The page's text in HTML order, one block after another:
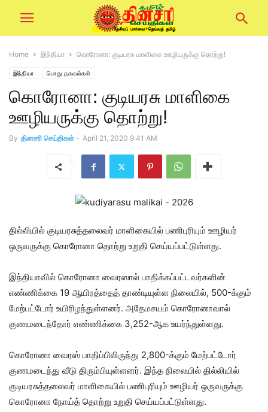
Home இந்தியா கொரோனா: குடியரசு மாளிகை ஊழியருக்கு தொற்று!
இந்தியா பொது தகவல்கள்
கொரோனா: குடியரசு மாளிகை
ஊழியருக்கு தொற்று!
By தினசரி செய்திகள் - April 21, 2020 9:41 AM
தில்லியில் குடியரசுத்தலைவர் மாளிகையில் பணிபுரியும் ஊழியர்
ஒருவருக்கு கொரோனா தொற்று உறுதி செய்யப்பட்டுள்ளது.
இந்தியாவில் கொரோனா வைரஸால் பாதிக்கப்பட்டவர்களின்
எண்ணிக்கை 19 ஆயிரத்தைத் தாண்டியுள்ள நிலையில், 500-க்கும்
மேற்பட்டோர் உயிரிழந்துள்ளனர். அதேமசயம் கொரோனாவால்
குணமடைந்தோர் எண்ணிக்கை 3,252-ஆக உயர்ந்துள்ளது.
கொரோனா வைரஸ் பாதிப்பிலிருந்து 2,800-க்கும் மேற்பட்டோர்
குணமடைந்து வீடு திரும்பியுள்ளனர். இந்த நிலையில் தில்லியில்
குடியரசுத்தலைவர் மாளிகையில் பணிபுரியும் ஊழியர் ஒருவருக்கு
கொரோனா நோய்த் தொற்று உறுதி செய்யப்பட்டுள்ளது.